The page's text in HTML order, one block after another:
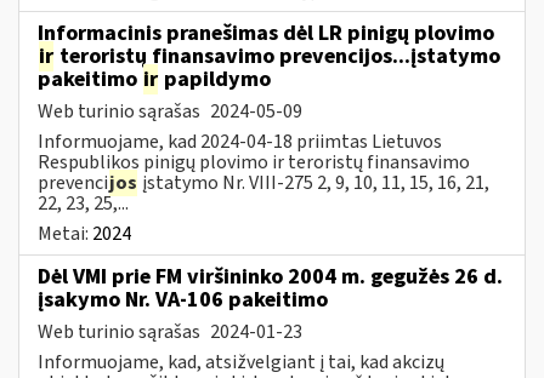
Informacinis pranešimas dėl LR pinigų plovimo
ir teroristų finansavimo prevencijos...įstatymo
pakeitimo ir papildymo
Web turinio sąrašas 2024-05-09
Informuojame, kad 2024-04-18 priimtas Lietuvos
Respublikos pinigų plovimo ir teroristų finansavimo
prevencijos įstatymo Nr. VIII-275 2, 9, 10, 11, 15, 16, 21,
22, 23, 25,...
Metai: 2024
Dėl VMI prie FM viršininko 2004 m. gegužės 26 d.
įsakymo Nr. VA-106 pakeitimo
Web turinio sąrašas 2024-01-23
Informuojame, kad, atsižvelgiant į tai, kad akcizų